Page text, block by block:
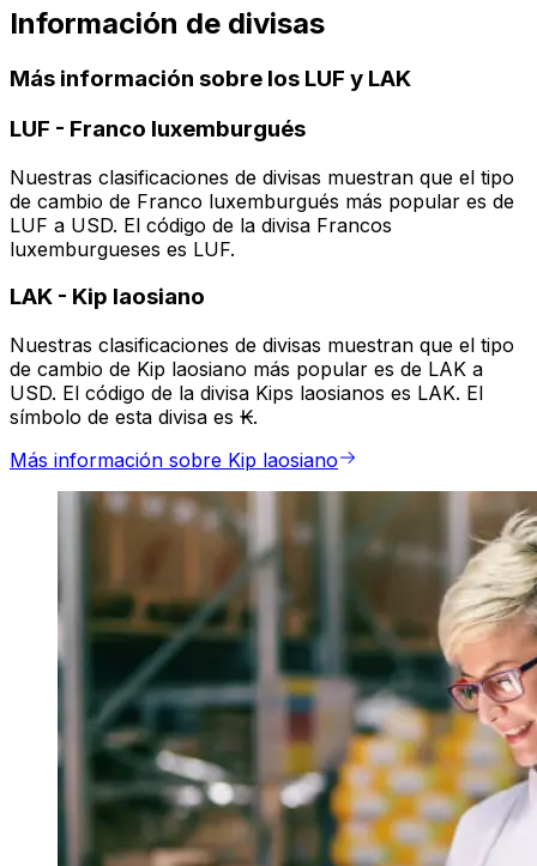
Información de divisas
Más información sobre los LUF y LAK
LUF - Franco luxemburgués
Nuestras clasificaciones de divisas muestran que el tipo
de cambio de Franco luxemburgués más popular es de
LUF a USD. El código de la divisa Francos
luxemburgueses es LUF.
LAK - Kip laosiano
Nuestras clasificaciones de divisas muestran que el tipo
de cambio de Kip laosiano más popular es de LAK a
USD. El código de la divisa Kips laosianos es LAK. El
símbolo de esta divisa es ₭.
Más información sobre Kip laosiano